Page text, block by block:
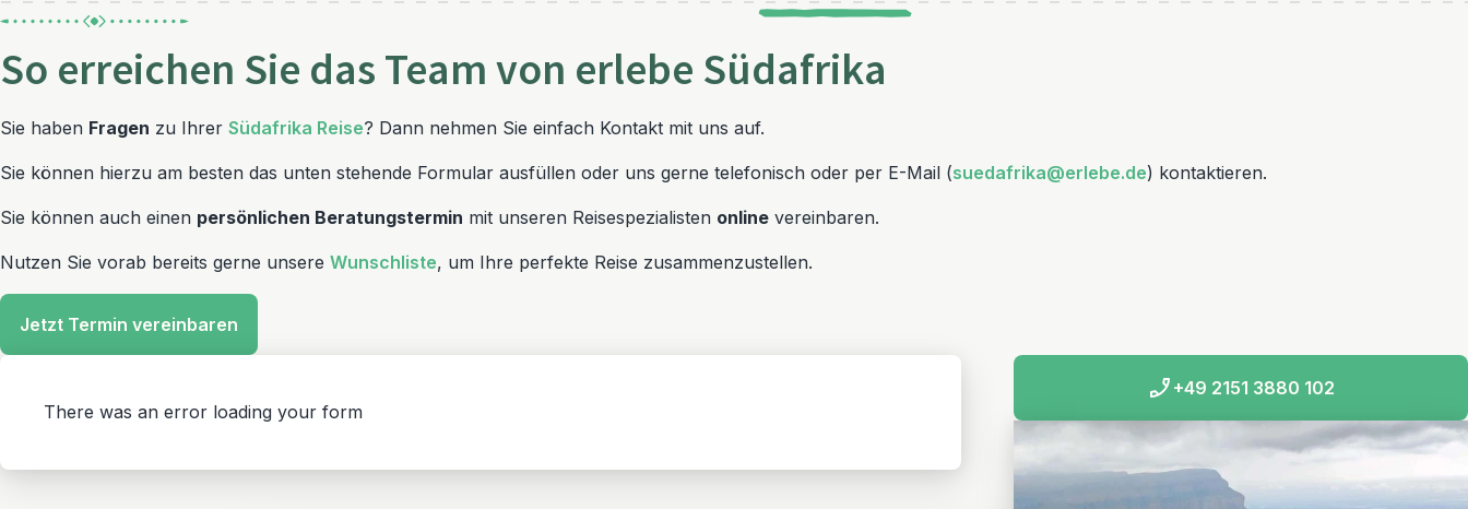
So erreichen Sie das Team von erlebe Südafrika
Sie haben Fragen zu Ihrer Südafrika Reise? Dann nehmen Sie einfach Kontakt mit uns auf.
Sie können hierzu am besten das unten stehende Formular ausfüllen oder uns gerne telefonisch oder per E-Mail (suedafrika@erlebe.de) kontaktieren.
Sie können auch einen persönlichen Beratungstermin mit unseren Reisespezialisten online vereinbaren.
Nutzen Sie vorab bereits gerne unsere Wunschliste, um Ihre perfekte Reise zusammenzustellen.
Jetzt Termin vereinbaren
There was an error loading your form
+49 2151 3880 102